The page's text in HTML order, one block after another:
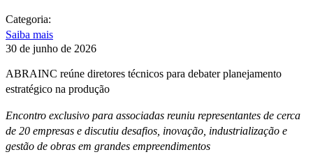
Categoria:
Saiba mais
30 de junho de 2026
ABRAINC reúne diretores técnicos para debater planejamento
estratégico na produção
Encontro exclusivo para associadas reuniu representantes de cerca
de 20 empresas e discutiu desafios, inovação, industrialização e
gestão de obras em grandes empreendimentos